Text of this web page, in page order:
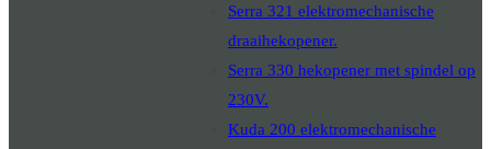
Serra 321 elektromechanische
draaihekopener.
Serra 330 hekopener met spindel op
230V.
Kuda 200 elektromechanische